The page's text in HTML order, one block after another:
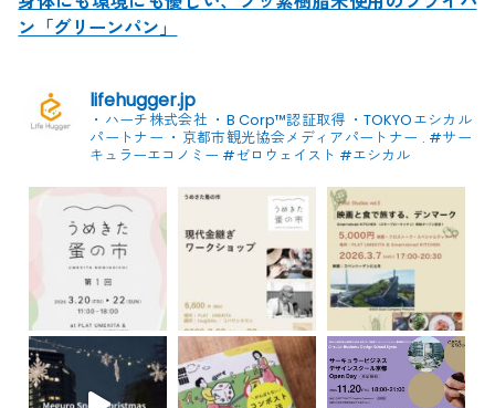
ン「グリーンパン」
lifehugger.jp
・ハーチ株式会社 ・B Corp™認証取得 ・TOKYOエシカル
パートナー ・京都市観光協会メディアパートナー . #サー
キュラーエコノミー #ゼロウェイスト #エシカル